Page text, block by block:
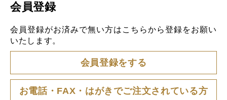
会員登録
会員登録がお済みで無い方はこちらから登録をお願い
いたします。
会員登録をする
お電話・FAX・はがきでご注文されている方